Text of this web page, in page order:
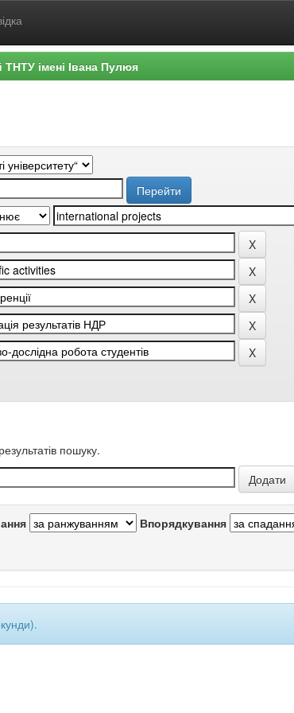
ТНТУ імені Івана Пулюя
пошуку.
Впорядкування